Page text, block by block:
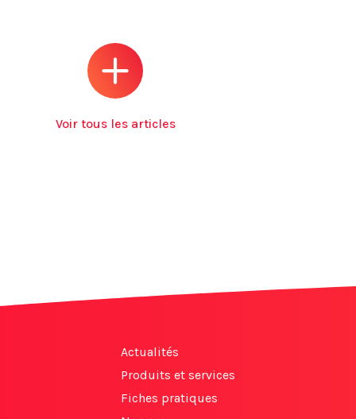
Voir tous les articles
Actualités
Produits et services
Fiches pratiques